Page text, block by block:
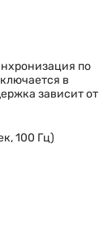
по
в
зависит от
100 Гц)